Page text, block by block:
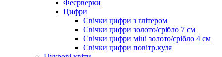
Феєрверки
Цифри
Свічки цифри з глітером
Свічки цифри золото/срібло 7 см
Свічки цифри міні золото/срібло 4 см
Свічки цифри повітр.куля